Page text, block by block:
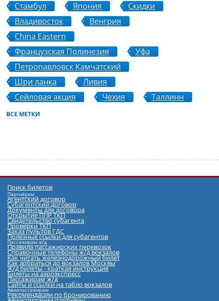
Стамбул
Япония
Скидки
Владивосток
Венгрия
China Eastern
Французская Полинезия
Уфа
Петропавловск Камчатский
Шри ланка
Ливия
Сейловая акция
Чехия Таллинн
ВСЕ МЕТКИ
Поиск билетов
Партнёрам
Агентский договор
Субагентский договор
Документы для договора
Открытие ППР ТКП
Cвидетельство субагента
Проверки ТКП
Заказ пультов ГДС
Полезные ссылки для субагентов
Пассажирам ж/д
Правила пассажирских перевозок
Справочные телефоны ж/д вокзалов
Как читать железнодорожный билет
Как добраться до вокзалов Москвы
Ж/д билеты - краткая инструкция
Билеты на аэроэкспресс
Пассажирам ж/д
Сайты и ссылки на табло вокзалов
Авиапассажирам
Рекомендации по бронированию